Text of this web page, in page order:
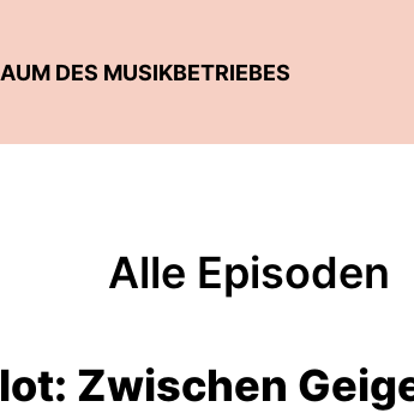
DES MUSIKBETRIEBES
Alle Episoden
Zwischen